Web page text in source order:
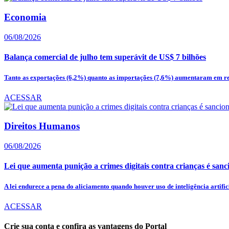
Economia
06/08/2026
Balança comercial de julho tem superávit de US$ 7 bilhões
Tanto as exportações (6,2%) quanto as importações (7,6%) aumentaram em
ACESSAR
Direitos Humanos
06/08/2026
Lei que aumenta punição a crimes digitais contra crianças é
A lei endurece a pena do aliciamento quando houver uso de inteligência
ACESSAR
Crie sua conta e confira as vantagens do Portal